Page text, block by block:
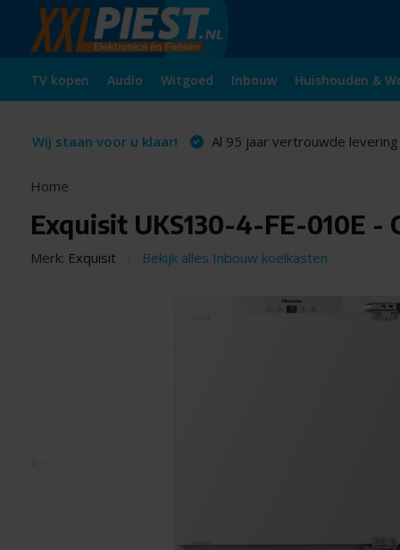
TV kopen Audio Witgoed Inbouw Huishouden &
Wij staan voor u klaar! Al 95 jaar vertrouwde
Home
Exquisit UKS130-4-FE-010E
Merk: Exquisit Bekijk alles Inbouw koelkasten